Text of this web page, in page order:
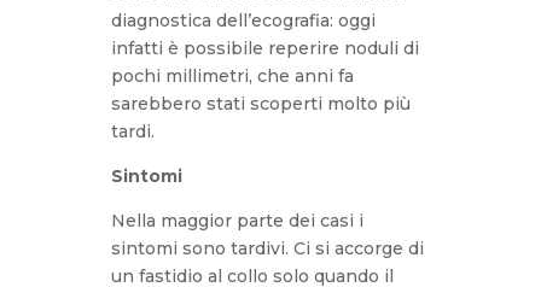
diagnostica dell’ecografia: oggi
infatti è possibile reperire noduli di
pochi millimetri, che anni fa
sarebbero stati scoperti molto più
tardi.
Sintomi
Nella maggior parte dei casi i
sintomi sono tardivi. Ci si accorge di
un fastidio al collo solo quando il